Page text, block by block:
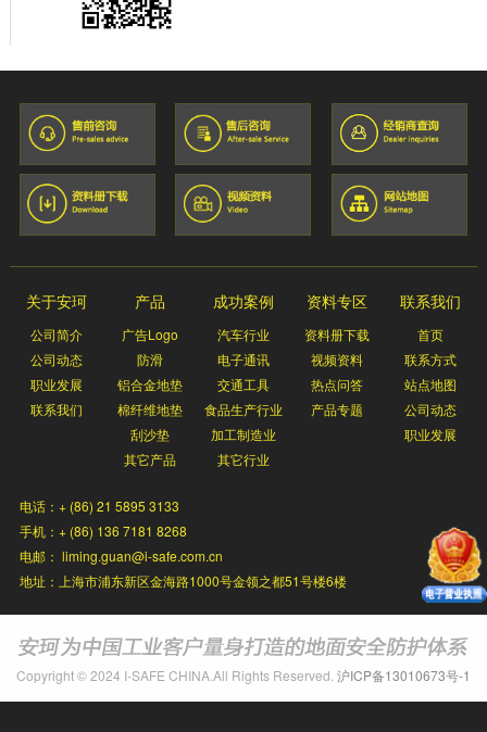
关于安珂
公司简介
公司动态
职业发展
联系我们
产品
广告Logo
防滑
铝合金地垫
棉纤维地垫
刮沙垫
其它产品
成功案例
汽车行业
电子通讯
交通工具
食品生产行业
加工制造业
其它行业
资料专区
资料册下载
视频资料
热点问答
产品专题
联系我们
首页
联系方式
站点地图
公司动态
职业发展
电话：+ (86) 21 5895 3133
手机：+ (86) 136 7181 8268
电邮： liming.guan@i-safe.com.cn
地址：上海市浦东新区金海路1000号金领之都51号楼6楼
Copyright © 2024 I-SAFE CHINA.All Rights Reserved. 沪ICP备13010673号-1